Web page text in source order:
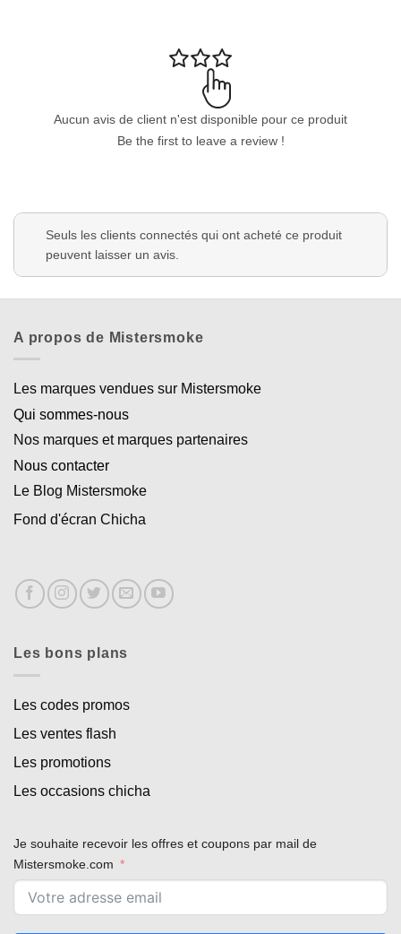
Aucun avis de client n'est disponible pour ce produit
Be the first to leave a review !
Seuls les clients connectés qui ont acheté ce produit
peuvent laisser un avis.
A propos de Mistersmoke
Les marques vendues sur Mistersmoke
Qui sommes-nous
Nos marques et marques partenaires
Nous contacter
Le Blog Mistersmoke
Fond d'écran Chicha
Les bons plans
Les codes promos
Les ventes flash
Les promotions
Les occasions chicha
Je souhaite recevoir les offres et coupons par mail de
Mistersmoke.com